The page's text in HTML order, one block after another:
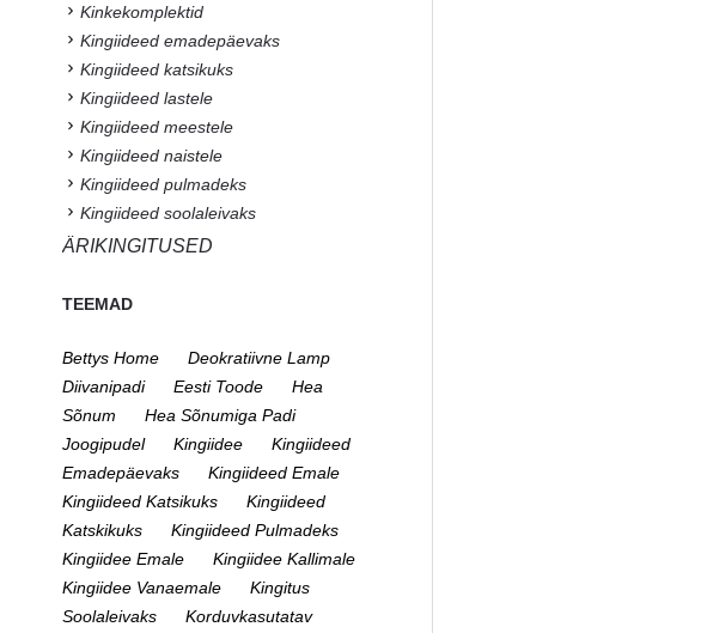
Kinkekomplektid
Kingiideed emadepäevaks
Kingiideed katsikuks
Kingiideed lastele
Kingiideed meestele
Kingiideed naistele
Kingiideed pulmadeks
Kingiideed soolaleivaks
ÄRIKINGITUSED
TEEMAD
Bettys Home
Deokratiivne Lamp
Diivanipadi
Eesti Toode
Hea
Sõnum
Hea Sõnumiga Padi
Joogipudel
Kingiidee
Kingiideed
Emadepäevaks
Kingiideed Emale
Kingiideed Katsikuks
Kingiideed
Katskikuks
Kingiideed Pulmadeks
Kingiidee Emale
Kingiidee Kallimale
Kingiidee Vanaemale
Kingitus
Soolaleivaks
Korduvkasutatav